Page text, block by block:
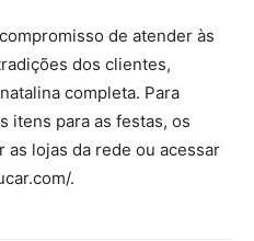
de atender às
dos clientes,
completa. Para
itens para as festas, os
lojas da rede ou acessar
.